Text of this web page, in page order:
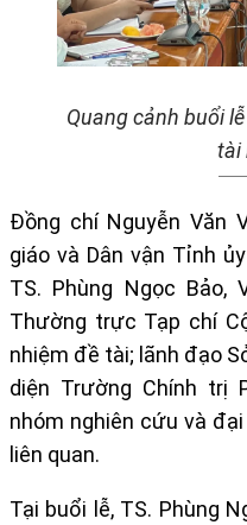
Quang cảnh buổi lễ
tài
Đồng chí Nguyễn Văn
giáo và Dân vận Tỉnh
TS. Phùng Ngọc Bảo,
Thường trực Tạp chí
nhiệm đề tài; lãnh đạo
diện Trường Chính trị
nhóm nghiên cứu và
liên quan.
Tại buổi lễ, TS. Phùng